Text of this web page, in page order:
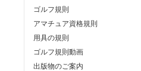
ゴルフ規則
アマチュア資格規則
用具の規則
ゴルフ規則動画
出版物のご案内